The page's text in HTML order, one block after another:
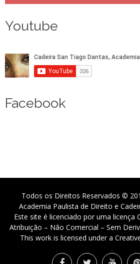
Youtube
Facebook
Todos os Direitos Reservados ©
Academia Paulista de Direito e
Este site é licenciado por uma licença
Atribuição – Não Comercial – Sem
This work is licensed under a